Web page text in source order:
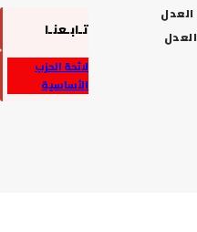
تـابـعنـا
لائحة الحزب
الأساسية